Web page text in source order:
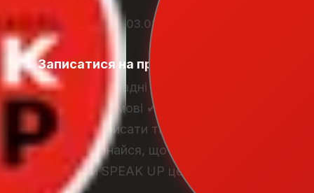
Записатися на пробний урок
03.01.2026
Що таке складні іменники в
англійській мові ✔ Compound
nouns: як писати та вимовляти
✔ Переконайся, що з викладачами
зі школи SPEAK UP це не складно!